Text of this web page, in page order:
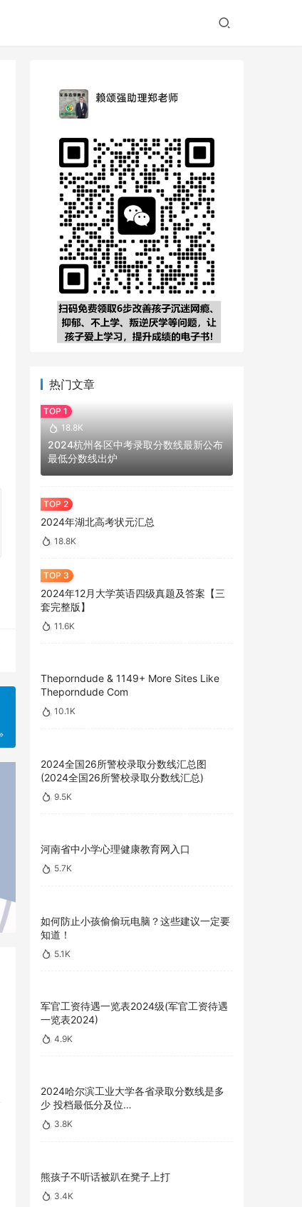
热门文章
18.8K
2024杭州各区中考录取分数线最新公布
最低分数线出炉
2024年湖北高考状元汇总
18.8K
2024年12月大学英语四级真题及答案【三
套完整版】
11.6K
Theporndude & 1149+ More Sites Like
Theporndude Com
10.1K
2024全国26所警校录取分数线汇总图
(2024全国26所警校录取分数线汇总)
9.5K
河南省中小学心理健康教育网入口
5.7K
如何防止小孩偷偷玩电脑？这些建议一定要
知道！
5.1K
军官工资待遇一览表2024级(军官工资待遇
一览表2024)
4.9K
2024哈尔滨工业大学各省录取分数线是多
少 投档最低分及位…
3.8K
熊孩子不听话被趴在凳子上打
3.4K